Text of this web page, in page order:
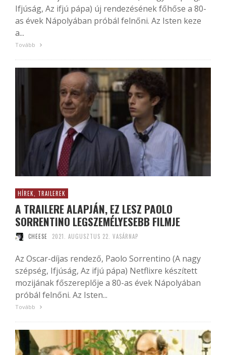
Ifjúság, Az ifjú pápa) új rendezésének főhőse a 80-
as évek Nápolyában próbál felnőni. Az Isten keze
a...
Tovább
HÍREK, TRAILEREK
A TRAILERE ALAPJÁN, EZ LESZ PAOLO
SORRENTINO LEGSZEMÉLYESEBB FILMJE
CHEESE 2021. AUGUSZTUS 22. VASÁRNAP
Az Oscar-díjas rendező, Paolo Sorrentino (A nagy
szépség, Ifjúság, Az ifjú pápa) Netflixre készített
mozijának főszereplője a 80-as évek Nápolyában
próbál felnőni. Az Isten...
Tovább